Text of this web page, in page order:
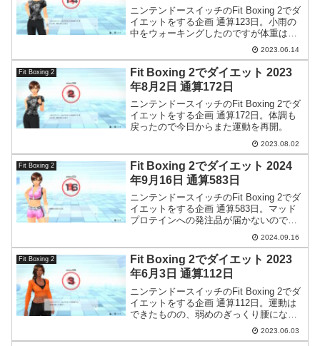
ニンテンドースイッチのFit Boxing 2でダ
イエットをする企画 通算123日。小雨の
中をウォーキングしたのですが体重はさ
2023.06.14
Fit Boxing 2
Fit Boxing 2でダイエット 2023
年8月2日 通算172日
ニンテンドースイッチのFit Boxing 2でダ
イエットをする企画 通算172日。体調も
戻ったので今日からまた運動を再開。
2023.08.02
Fit Boxing 2
Fit Boxing 2でダイエット 2024
年9月16日 通算583日
ニンテンドースイッチのFit Boxing 2でダ
イエットをする企画 通算583日。マッド
プロテインへの発注品が届かないのでや
むを得ず別のプロテインを注文しまし
2024.09.16
Fit Boxing 2
Fit Boxing 2でダイエット 2023
年6月3日 通算112日
ニンテンドースイッチのFit Boxing 2でダ
イエットをする企画 通算112日。運動は
できたものの、弱めのぎっくり腰になっ
2023.06.03